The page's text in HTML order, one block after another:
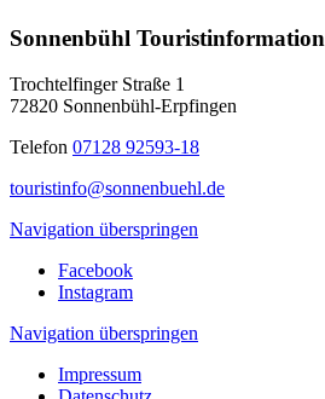
Sonnenbühl Touristinformation
Trochtelfinger Straße 1
72820 Sonnenbühl-Erpfingen
Telefon 07128 92593-18
touristinfo@sonnenbuehl.de
Navigation überspringen
Facebook
Instagram
Navigation überspringen
Impressum